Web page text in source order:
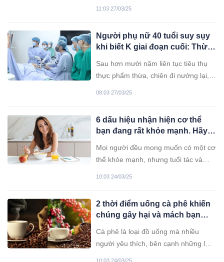
người có thể ngủ suốt đêm mà không
phải gián đoạn giấc ngủ để đi tiểu?
11:03 27/03/25
Người phụ nữ 40 tuổi suy sụy
khi biết K giai đoạn cuối: Thừa
kéo dài 10 năm nay
Sau hơn mười năm liên tục tiêu thụ
thực phẩm thừa, chiên đi nướng lại,
08:03 27/03/25
6 dấu hiệu nhận hiện cơ thể
bạn đang rất khỏe mạnh. Hãy
Mọi người đều mong muốn có một cơ
thể khỏe mạnh, nhưng tuổi tác và
sau không – nếu có, bạn vẫn đang
duy trì thể trạng rất tốt!
10:03 24/03/25
2 thời điểm uống cà phê khiến
chúng gây hại và mách bạn
sức khỏe
Cà phê là loại đồ uống mà nhiều
người yêu thích, bên cạnh những lợi
10:03 24/03/25